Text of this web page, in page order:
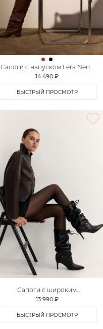
Сапоги с напуском Lera Nena
Unreal
14 490 ₽
БЫСТРЫЙ ПРОСМОТР
Сапоги с широким
голенищем Lera Nena Unreal
13 990 ₽
БЫСТРЫЙ ПРОСМОТР